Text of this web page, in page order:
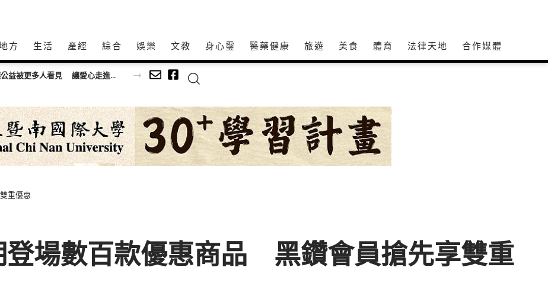
方 生活 產經 綜合 娛樂 文教 身心𩆜 醫藥健康 旅遊 美食 體育 法律天地 合作媒體
太祖慈善會參與高雄茶、咖啡暨食品展 讓公益被更多人看見 讓愛心走進每個需要的角落
重優惠
登場數百款優惠商品 黑鑽會員搶先享雙重